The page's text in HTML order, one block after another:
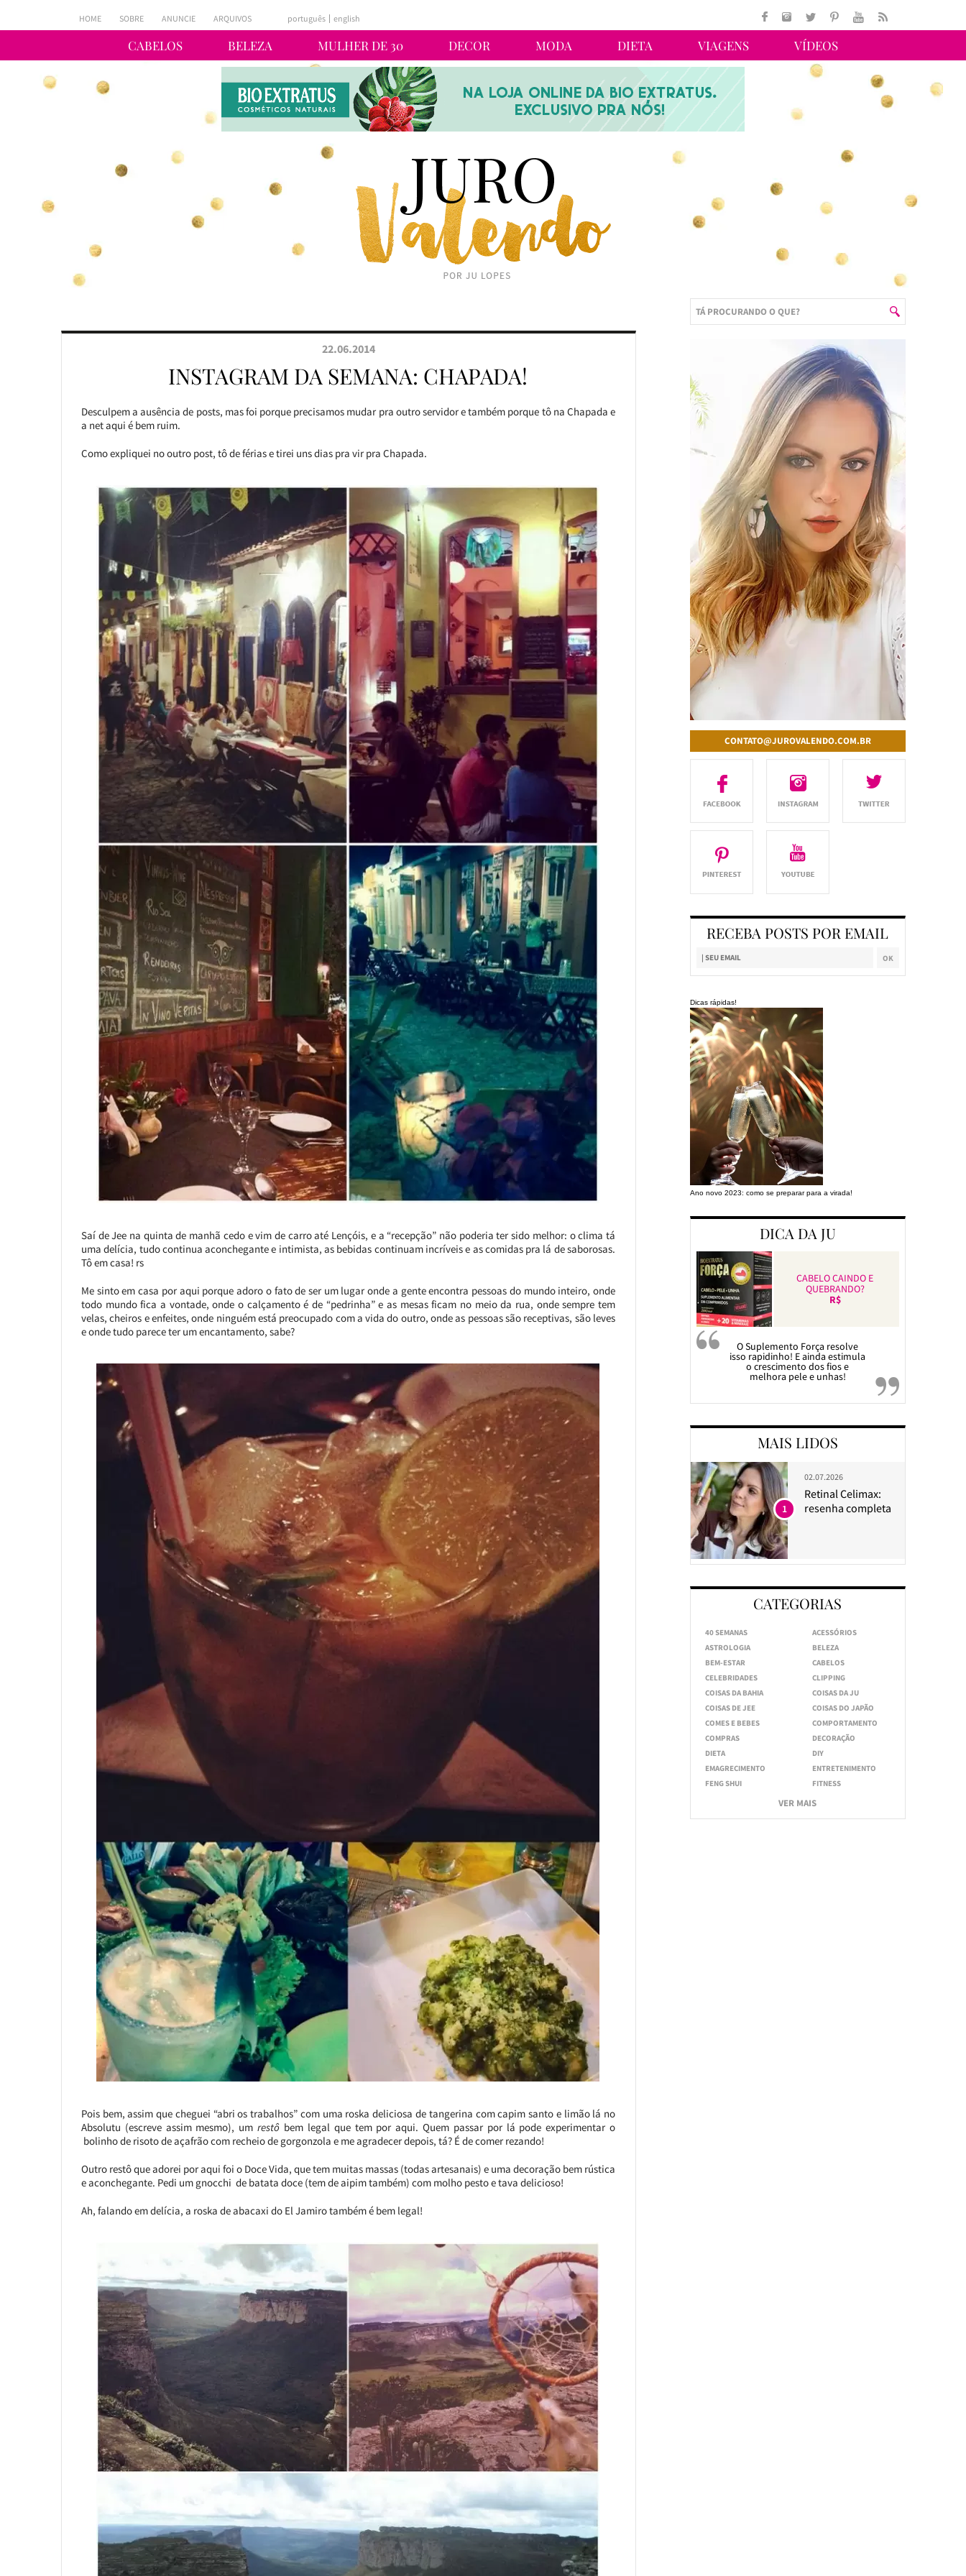
CABELOS BELEZA MULHER DE 30 DECOR MODA DIETA VIAGENS VÍDEOS
HOME SOBRE ANUNCIE ARQUIVOS português english
22.06.2014
INSTAGRAM DA SEMANA: CHAPADA!
Desculpem a ausência de posts, mas foi porque precisamos mudar pra outro servidor e também porque tô na Chapada e
a net aqui é bem ruim.
Como expliquei no outro post, tô de férias e tirei uns dias pra vir pra Chapada.
Saí de Jee na quinta de manhã cedo e vim de carro até Lençóis, e a “recepção” não poderia ter sido melhor: o clima tá
uma delícia, tudo continua aconchegante e intimista, as bebidas continuam incríveis e as comidas pra lá de saborosas.
Tô em casa! rs
Me sinto em casa por aqui porque adoro o fato de ser um lugar onde a gente encontra pessoas do mundo inteiro, onde
todo mundo fica a vontade, onde o calçamento é de “pedrinha” e as mesas ficam no meio da rua, onde sempre tem
velas, cheiros e enfeites, onde ninguém está preocupado com a vida do outro, onde as pessoas são receptivas, são leves
e onde tudo parece ter um encantamento, sabe?
Pois bem, assim que cheguei “abri os trabalhos” com uma roska deliciosa de tangerina com capim santo e limão lá no
Absolutu (escreve assim mesmo), um restô bem legal que tem por aqui. Quem passar por lá pode experimentar o
bolinho de risoto de açafrão com recheio de gorgonzola e me agradecer depois, tá? É de comer rezando!
Outro restô que adorei por aqui foi o Doce Vida, que tem muitas massas (todas artesanais) e uma decoração bem rústica
e aconchegante. Pedi um gnocchi de batata doce (tem de aipim também) com molho pesto e tava delicioso!
Ah, falando em delícia, a roska de abacaxi do El Jamiro também é bem legal!
CONTATO@JUROVALENDO.COM.BR
RECEBA POSTS POR EMAIL
Dicas rápidas!
Ano novo 2023: como se preparar para a virada!
DICA DA JU
CABELO CAINDO E
QUEBRANDO?
R$
O Suplemento Força resolve
isso rapidinho! E ainda estimula
o crescimento dos fios e
melhora pele e unhas!
MAIS LIDOS
02.07.2026
Retinal Celimax:
resenha completa
1
CATEGORIAS
40 SEMANAS
ACESSÓRIOS
ASTROLOGIA
BELEZA
BEM-ESTAR
CABELOS
CELEBRIDADES
CLIPPING
COISAS DA BAHIA
COISAS DA JU
COISAS DE JEE
COISAS DO JAPÃO
COMES E BEBES
COMPORTAMENTO
COMPRAS
DECORAÇÃO
DIETA
DIY
EMAGRECIMENTO
ENTRETENIMENTO
FENG SHUI
FITNESS
VER MAIS